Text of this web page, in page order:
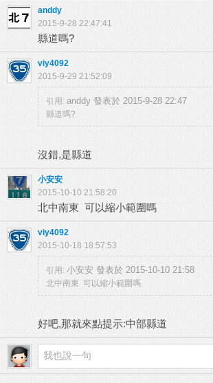
anddy
2015-9-28 22:47:41
縣道嗎?
viy4092
2015-9-29 21:52:09
引用: anddy 發表於 2015-9-28 22:47
縣道嗎?
沒錯,是縣道
小安安
2015-10-10 21:58:20
北中南東 可以縮小範圍嗎
viy4092
2015-10-18 18:57:53
引用: 小安安 發表於 2015-10-10 21:58
北中南東 可以縮小範圍嗎
好吧,那就來點提示:中部縣道